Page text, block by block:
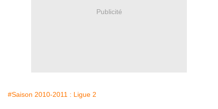
Publicité
#Saison 2010-2011 : Ligue 2